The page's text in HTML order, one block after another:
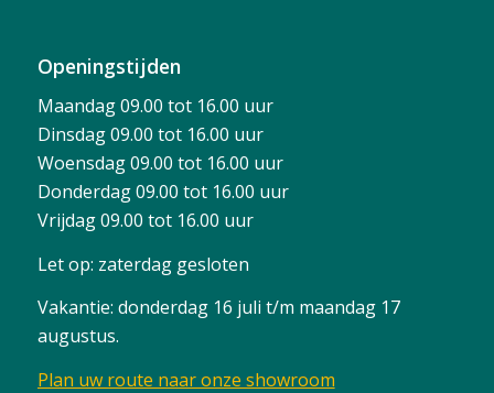
Openingstijden
Maandag 09.00 tot 16.00 uur
Dinsdag 09.00 tot 16.00 uur
Woensdag 09.00 tot 16.00 uur
Donderdag 09.00 tot 16.00 uur
Vrijdag 09.00 tot 16.00 uur
Let op: zaterdag gesloten
Vakantie: donderdag 16 juli t/m maandag 17
augustus.
Plan uw route naar onze showroom